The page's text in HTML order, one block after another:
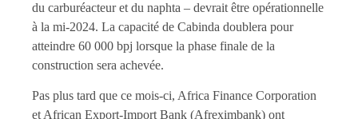
du carburéacteur et du naphta – devrait être opérationnelle
à la mi-2024. La capacité de Cabinda doublera pour
atteindre 60 000 bpj lorsque la phase finale de la
construction sera achevée.
Pas plus tard que ce mois-ci, Africa Finance Corporation
et African Export-Import Bank (Afreximbank) ont